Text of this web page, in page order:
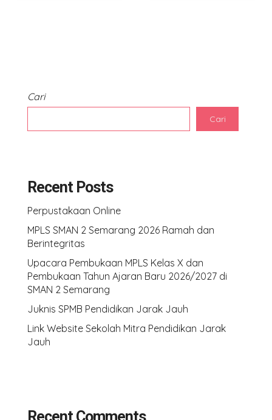
Cari
Cari
Recent Posts
Perpustakaan Online
MPLS SMAN 2 Semarang 2026 Ramah dan
Berintegritas
Upacara Pembukaan MPLS Kelas X dan
Pembukaan Tahun Ajaran Baru 2026/2027 di
SMAN 2 Semarang
Juknis SPMB Pendidikan Jarak Jauh
Link Website Sekolah Mitra Pendidikan Jarak
Jauh